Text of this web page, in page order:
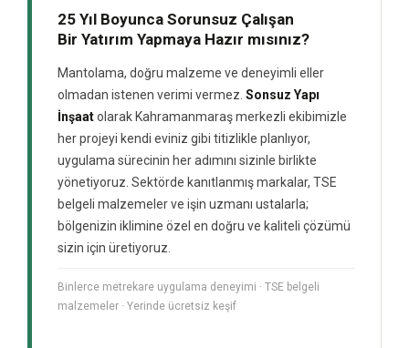
25 Yıl Boyunca Sorunsuz Çalışan
Bir Yatırım Yapmaya Hazır mısınız?
Mantolama, doğru malzeme ve deneyimli eller
olmadan istenen verimi vermez. Sonsuz Yapı
İnşaatolarak Kahramanmaraş merkezli ekibimizle
her projeyi kendi eviniz gibi titizlikle planlıyor,
uygulama sürecinin her adımını sizinle birlikte
yönetiyoruz. Sektörde kanıtlanmış markalar, TSE
belgeli malzemeler ve işin uzmanı ustalarla;
bölgenizin iklimine özel en doğru ve kaliteli çözümü
sizin için üretiyoruz.
Binlerce metrekare uygulama deneyimi · TSE belgeli
malzemeler · Yerinde ücretsiz keşif